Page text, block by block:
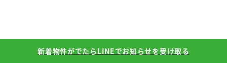
新着物件がでたらLINEでお知らせを受け取る